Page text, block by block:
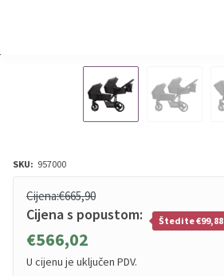
SKU: 957000
Cijena:€665,90
Cijena s popustom:
€566,02
Štedite €99,88
U cijenu je uključen PDV.